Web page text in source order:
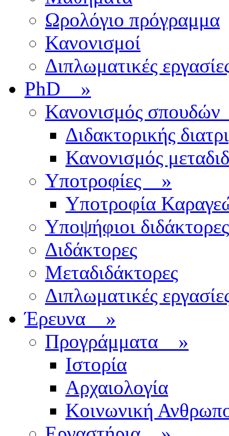
Ωρολόγιο πρόγραμμα
Κανονισμοί
Διπλωματικές
PhD »
Κανονισμός
Διδακτορικής
Κανονισμός
Υποτροφίες »
Υποτροφία
Υποψήφιοι διδάκτορες
Διδάκτορες
Μεταδιδάκτορες
Διπλωματικές
Έρευνα »
Προγράμματα »
Ιστορία
Αρχαιολογία
Κοινωνική